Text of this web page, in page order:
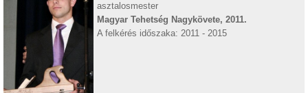
asztalosmester
Magyar Tehetség Nagykövete, 2011.
A felkérés időszaka: 2011 - 2015